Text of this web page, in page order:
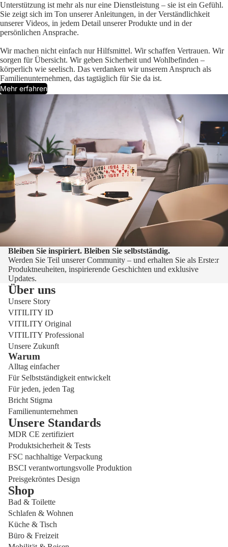
Unterstützung ist mehr als nur eine Dienstleistung – sie ist ein Gefühl.
Sie zeigt sich im Ton unserer Anleitungen, in der Verständlichkeit
unserer Videos, in jedem Detail unserer Produkte und in der
persönlichen Ansprache.
Wir machen nicht einfach nur Hilfsmittel. Wir schaffen Vertrauen. Wir
sorgen für Übersicht. Wir geben Sicherheit und Wohlbefinden –
körperlich wie seelisch. Das verdanken wir unserem Anspruch als
Familienunternehmen, das tagtäglich für Sie da ist.
Mehr erfahren
Bleiben Sie inspiriert. Bleiben Sie selbstständig.
Werden Sie Teil unserer Community – und erhalten Sie als Erste:r
Produktneuheiten, inspirierende Geschichten und exklusive
Updates.
Über uns
Unsere Story
VITILITY ID
VITILITY Original
VITILITY Professional
Unsere Zukunft
Warum
Alltag einfacher
Für Selbstständigkeit entwickelt
Für jeden, jeden Tag
Bricht Stigma
Familienunternehmen
Unsere Standards
MDR CE zertifiziert
Produktsicherheit & Tests
FSC nachhaltige Verpackung
BSCI verantwortungsvolle Produktion
Preisgekröntes Design
Shop
Bad & Toilette
Schlafen & Wohnen
Küche & Tisch
Büro & Freizeit